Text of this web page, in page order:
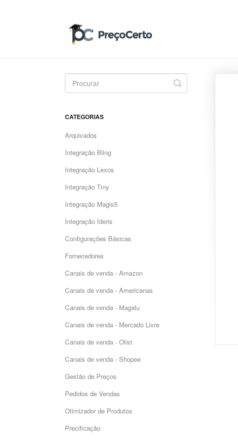
Toggle
Search
CATEGORIAS
Arquivados
Integração Bling
Integração Lexos
Integração Tiny
Integração Magis5
Integração Ideris
Configurações Básicas
Fornecedores
Canais de venda - Amazon
Canais de venda - Americanas
Canais de venda - Magalu
Canais de venda - Mercado Livre
Canais de venda - Olist
Canais de venda - Shopee
Gestão de Preços
Pedidos de Vendas
Otimizador de Produtos
Precificação